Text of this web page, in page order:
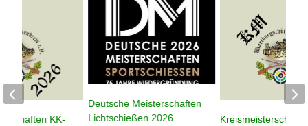
Deutsche Meisterschaften
Lichtschießen 2026
KK-